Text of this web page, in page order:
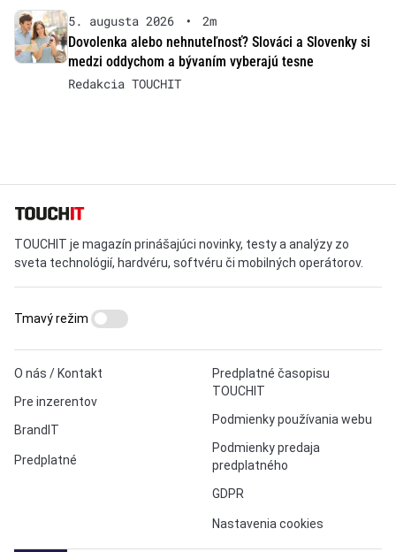
5. augusta 2026 •
2m
Dovolenka alebo nehnuteľnosť? Slováci a Slovenky si
medzi oddychom a bývaním vyberajú tesne
Redakcia TOUCHIT
TOUCHIT je magazín prinášajúci novinky, testy a analýzy zo
sveta technológií, hardvéru, softvéru či mobilných operátorov.
O nás / Kontakt
Pre inzerentov
BrandIT
Predplatné
Predplatné časopisu
TOUCHIT
Podmienky používania webu
Podmienky predaja
predplatného
GDPR
Nastavenia cookies
Tmavý režim